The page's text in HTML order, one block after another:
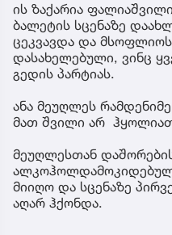
ის ზაქარია
ბალეტის სცენაზე
ცეკვავდა და
დასახელებული, ვინც
გედის პარტიას.
ანა მეუღლეს
მათ შვილი არ
მეუღლესთან
მიიღო და სცენაზე
აღარ ჰქონდა.